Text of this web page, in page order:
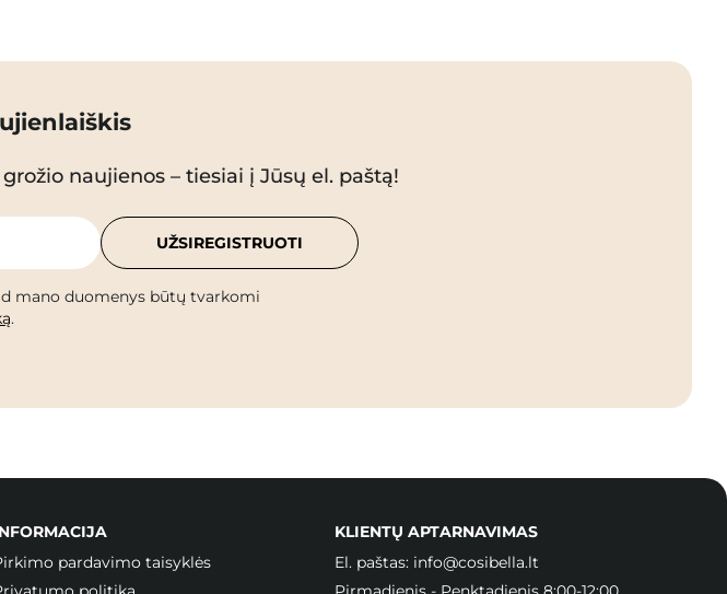
naujienos – tiesiai į Jūsų el. paštą!
mano duomenys būtų tvarkomi
.
UŽSIREGISTRUOTI
pardavimo taisyklės
KLIENTŲ APTARNAVIMAS
El. paštas: info@cosibella.lt